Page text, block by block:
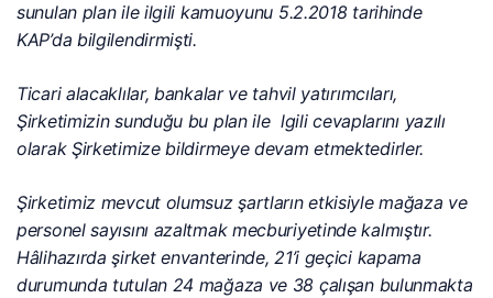
sunulan plan ile ilgili kamuoyunu 5.2.2018 tarihinde
KAP’da bilgilendirmişti.
Ticari alacaklılar, bankalar ve tahvil yatırımcıları,
Şirketimizin sunduğu bu plan ile lgili cevaplarını yazılı
olarak Şirketimize bildirmeye devam etmektedirler.
Şirketimiz mevcut olumsuz şartların etkisiyle mağaza ve
personel sayısını azaltmak mecburiyetinde kalmıştır.
Hâlihazırda şirket envanterinde, 21’i geçici kapama
durumunda tutulan 24 mağaza ve 38 çalışan bulunmakta